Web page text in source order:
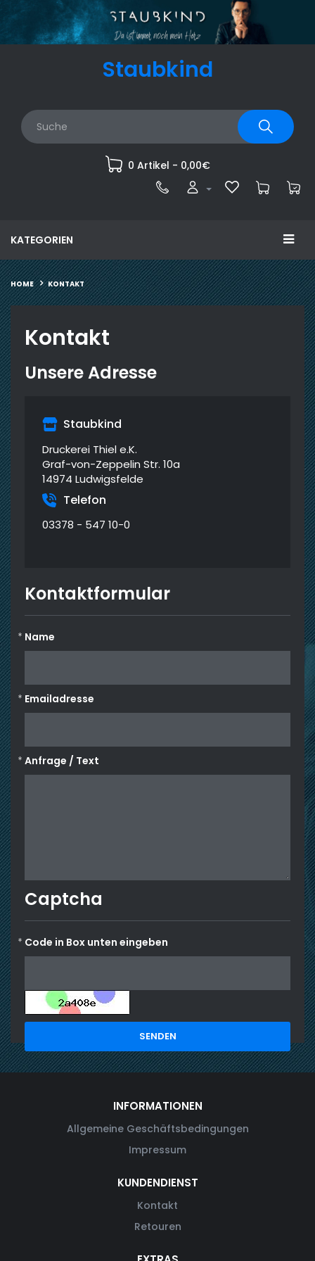
Staubkind
0 Artikel - 0,00€
KATEGORIEN
KONTAKT
Kontakt
Unsere Adresse
Staubkind
Druckerei Thiel e.K.
Graf-von-Zeppelin Str. 10a
14974 Ludwigsfelde
Telefon
03378 - 547 10-0
Kontaktformular
Name
Emailadresse
Anfrage / Text
Captcha
Code in Box unten eingeben
INFORMATIONEN
Allgemeine Geschäftsbedingungen
Impressum
KUNDENDIENST
Kontakt
Retouren